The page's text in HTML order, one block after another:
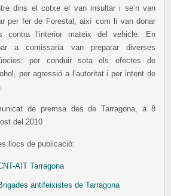
dins el cotxe el van insultar i se’n van
per fer de Forestal, així com li van donar
contra l’interior mateix del vehicle. En
a comissaria van preparar diverses
per conduir sota els efectes de
per agressió a l’autoritat i per intent de
de premsa des de Tarragona, a 8
del 2010
llocs de publicació:
AIT Tarragona
antifeixistes de Tarragona